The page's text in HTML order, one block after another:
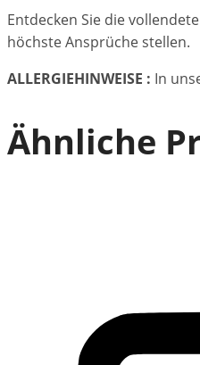
Entdecken Sie die
höchste Ansprüche stellen.
ALLERGIEHINWEISE : In
Ähnliche